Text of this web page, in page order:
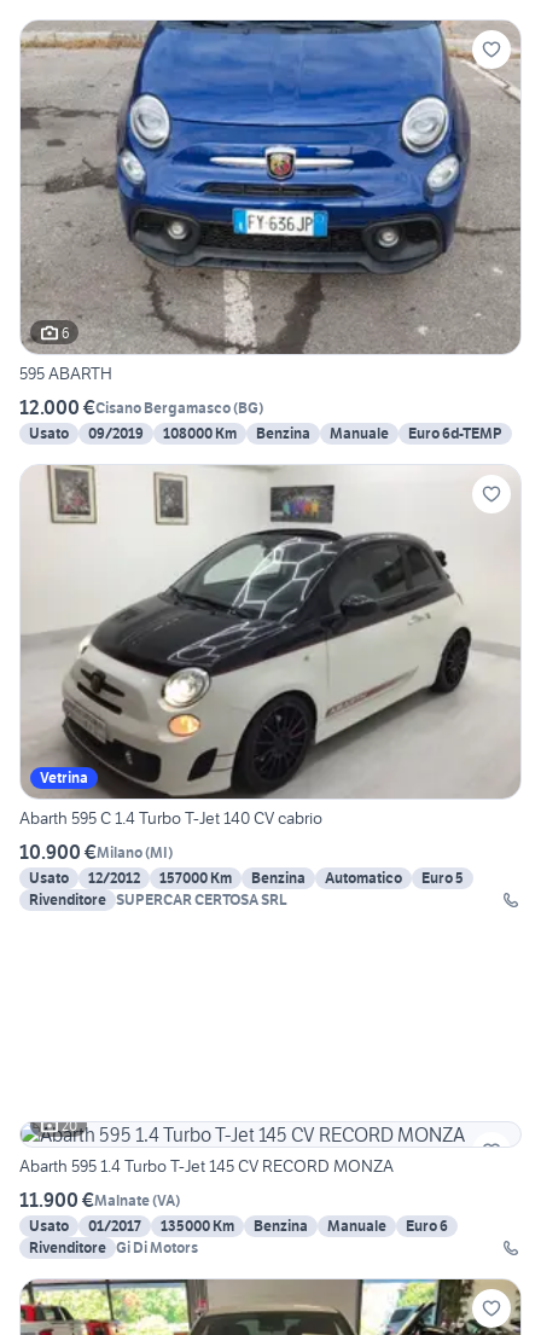
6
595 ABARTH
12.000 €Cisano Bergamasco(BG)
Usato
09/2019 108000 Km Benzina Manuale Euro 6d-TEMP
Vetrina
Abarth 595 C 1.4 Turbo T-Jet 140 CV cabrio
10.900 €Milano(MI)
Usato
12/2012 157000 Km Benzina Automatico
Euro 5
Rivenditore SUPERCAR CERTOSA SRL
20
Abarth 595 1.4 Turbo T-Jet 145 CV RECORD MONZA
11.900 €Malnate(VA)
Usato
01/2017 135000 Km Benzina Manuale
Euro 6
Rivenditore Gi Di Motors